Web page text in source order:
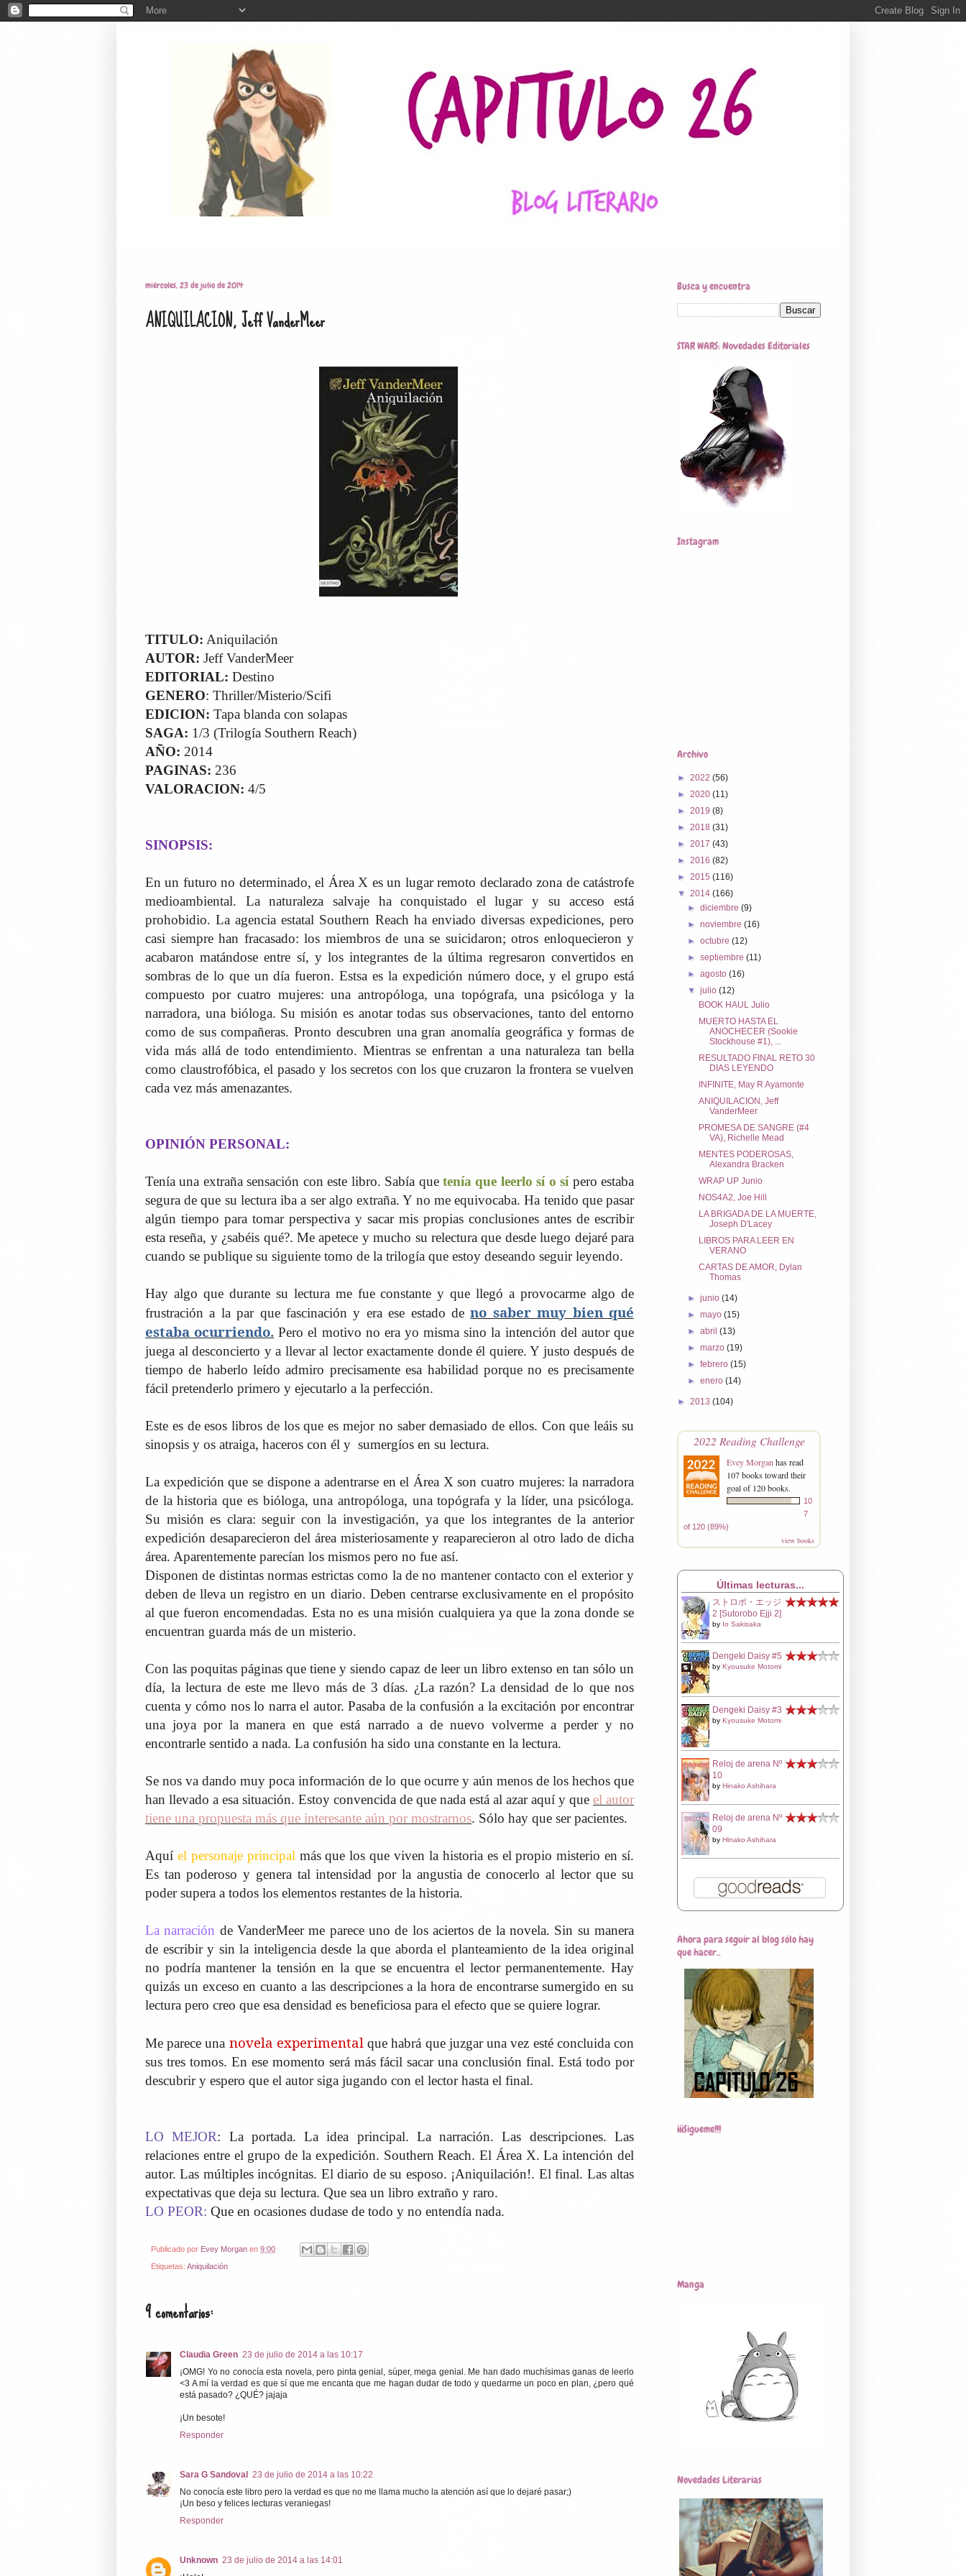
miércoles, 23 de julio de 2014
ANIQUILACION, Jeff VanderMeer
TITULO: Aniquilación
AUTOR: Jeff VanderMeer
EDITORIAL: Destino
GENERO: Thriller/Misterio/Scifi
EDICION: Tapa blanda con solapas
SAGA: 1/3 (Trilogía Southern Reach)
AÑO: 2014
PAGINAS: 236
VALORACION: 4/5
SINOPSIS:
En un futuro no determinado, el Área X es un lugar remoto declarado zona de catástrofe
medioambiental. La naturaleza salvaje ha conquistado el lugar y su acceso está
prohobidio. La agencia estatal Southern Reach ha enviado diversas expediciones, pero
casi siempre han fracasado: los miembros de una se suicidaron; otros enloquecieron y
acabaron matándose entre sí, y los integrantes de la última regresaron convertidos en
sombras de lo que un día fueron. Estsa es la expedición número doce, y el grupo está
compuesto por cuatro mujeres: una antropóloga, una topógrafa, una psicóloga y la
narradora, una bióloga. Su misión es anotar todas sus observaciones, tanto del entorno
como de sus compañeras. Pronto descubren una gran anomalía geográfica y formas de
vida más allá de todo entendimiento. Mientras se enfrentan a una naturaleza tan bella
como claustrofóbica, el pasado y los secretos con los que cruzaron la frontera se vuelven
cada vez más amenazantes.
OPINIÓN PERSONAL:
Tenía una extraña sensación con este libro. Sabía que tenía que leerlo sí o sípero estaba
segura de que su lectura iba a ser algo extraña. Y no me equivocaba. Ha tenido que pasar
algún tiempo para tomar perspectiva y sacar mis propias conclusiones antes de escribir
esta reseña, y ¿sabéis qué?. Me apetece y mucho su relectura que desde luego dejaré para
cuando se publique su siguiente tomo de la trilogía que estoy deseando seguir leyendo.
Hay algo que durante su lectura me fue constante y que llegó a provocarme algo de
frustración a la par que fascinación y era ese estado deno saber muy bien qué
estaba ocurriendo. Pero el motivo no era yo misma sino la intención del autor que
juega al desconcierto y a llevar al lector exactamente donde él quiere. Y justo después de
tiempo de haberlo leído admiro precisamente esa habilidad porque no es precisamente
fácil pretenderlo primero y ejecutarlo a la perfección.
Este es de esos libros de los que es mejor no saber demasiado de ellos. Con que leáis su
sinopsis y os atraiga, haceros con él y sumergíos en su lectura.
La expedición que se dispone a adentrarse en el Área X son cuatro mujeres: la narradora
de la historia que es bióloga, una antropóloga, una topógrafa y la líder, una psicóloga.
Su misión es clara: seguir con la investigación, ya que los integrantes de la anterior
expedición desaparecieron del área misteriosamente y reaparecieron al otro lado de dicha
área. Aparentemente parecían los mismos pero no fue así.
Disponen de distintas normas estrictas como la de no mantener contacto con el exterior y
deben de lleva un registro en un diario. Deben centrarse exclusivamente en el propósito
al que fueron encomendadas. Esta no es una misión cualquiera ya que la zona donde se
encuentran guarda más de un misterio.
Con las poquitas páginas que tiene y siendo capaz de leer un libro extenso en tan sólo un
día, la lectura de este me llevo más de 3 días. ¿La razón? La densidad de lo que nos
cuenta y cómo nos lo narra el autor. Pasaba de la confusión a la excitación por encontrar
una joya por la manera en que está narrado a de nuevo volverme a perder y no
encontrarle sentido a nada. La confusión ha sido una constante en la lectura.
Se nos va dando muy poca información de lo que ocurre y aún menos de los hechos que
han llevado a esa situación. Estoy convencida de que nada está al azar aquí y que el autor
tiene una propuesta más que interesante aún por mostrarnos. Sólo hay que ser pacientes.
Aquí el personaje principal más que los que viven la historia es el propio misterio en sí.
Es tan poderoso y genera tal intensidad por la angustia de conocerlo al lector que su
poder supera a todos los elementos restantes de la historia.
La narración de VanderMeer me parece uno de los aciertos de la novela. Sin su manera
de escribir y sin la inteligencia desde la que aborda el planteamiento de la idea original
no podría mantener la tensión en la que se encuentra el lector permanentemente. Hay
quizás un exceso en cuanto a las descripciones a la hora de encontrarse sumergido en su
lectura pero creo que esa densidad es beneficiosa para el efecto que se quiere lograr.
Me parece una novela experimental que habrá que juzgar una vez esté concluida con
sus tres tomos. En ese momento será más fácil sacar una conclusión final. Está todo por
descubrir y espero que el autor siga jugando con el lector hasta el final.
LO MEJOR: La portada. La idea principal. La narración. Las descripciones. Las
relaciones entre el grupo de la expedición. Southern Reach. El Área X. La intención del
autor. Las múltiples incógnitas. El diario de su esposo. ¡Aniquilación!. El final. Las altas
expectativas que deja su lectura. Que sea un libro extraño y raro.
LO PEOR: Que en ocasiones dudase de todo y no entendía nada.
Publicado por Evey Morgan en 9:00
Etiquetas: Aniquilación
9 comentarios:
Claudia Green 23 de julio de 2014 a las 10:17
¡OMG! Yo no conocía esta novela, pero pinta genial, súper, mega genial. Me han dado muchísimas ganas de leerlo
<3 A mí la verdad es que sí que me encanta que me hagan dudar de todo y quedarme un poco en plan, ¿pero qué
está pasado? ¿QUÉ? jajaja
¡Un besote!
Responder
Sara G Sandoval
23 de julio de 2014 a las 10:22
No conocía este libro pero la verdad es que no me llama mucho la atención así que lo dejaré pasar;)
¡Un beso y felices lecturas veraniegas!
Responder
Unknown 23 de julio de 2014 a las 14:01
Busca y encuentra
STAR WARS: Novedades Editoriales
Instagram
Archivo
► 2022 (56)
► 2020 (11)
► 2019 (8)
► 2018 (31)
► 2017 (43)
► 2016 (82)
► 2015 (116)
▼ 2014 (166)
►diciembre(9)
►noviembre(16)
►octubre(12)
►septiembre(11)
►agosto(16)
▼julio(12)
BOOK HAUL Julio
MUERTO HASTA EL
ANOCHECER (Sookie
Stockhouse #1), ...
RESULTADO FINAL RETO 30
DIAS LEYENDO
INFINITE, May R Ayamonte
ANIQUILACION, Jeff
VanderMeer
PROMESA DE SANGRE (#4
VA), Richelle Mead
MENTES PODEROSAS,
Alexandra Bracken
WRAP UP Junio
NOS4A2, Joe Hill
LA BRIGADA DE LA MUERTE,
Joseph D'Lacey
LIBROS PARA LEER EN
VERANO
CARTAS DE AMOR, Dylan
Thomas
►junio(14)
►mayo(15)
►abril(13)
►marzo(19)
►febrero(15)
►enero(14)
► 2013 (104)
2022 Reading Challenge
Evey Morgan has read
107 books toward their
goal of 120 books.
10
7
of 120 (89%)
view books
Últimas lecturas...
ストロボ・エッジ
2 [Sutorobo Ejji 2]
by Io Sakisaka
Dengeki Daisy #5
by Kyousuke Motomi
Dengeki Daisy #3
by Kyousuke Motomi
Reloj de arena Nº
10
by Hinako Ashihara
Reloj de arena Nº
09
by Hinako Ashihara
Ahora para seguir al blog sólo hay
que hacer..
¡¡¡Sigueme!!!
Manga
Novedades Literarias